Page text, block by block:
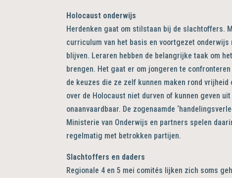
Holocaust onderwijs
Herdenken gaat om stilstaan bij de slachtoffers.
curriculum van het basis en voortgezet
blijven. Leraren hebben de belangrijke taak om
brengen. Het gaat er om jongeren te
de keuzes die ze zelf kunnen maken rond
over de Holocaust niet durven of kunnen geven
onaanvaardbaar. De zogenaamde
Ministerie van Onderwijs en partners spelen
regelmatig met betrokken partijen.
Slachtoffers en daders
Regionale 4 en 5 mei comités lijken zich soms